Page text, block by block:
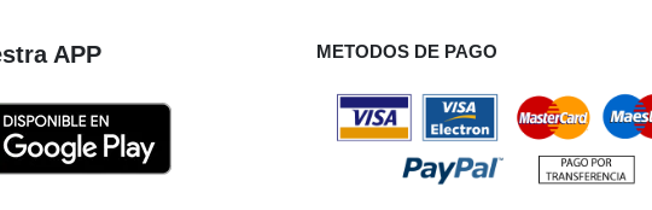
APP METODOS DE PAGO